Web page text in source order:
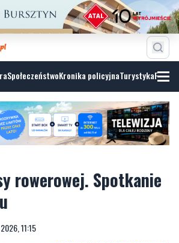
SpołeczeństwoKronika policyjnaTurystyka
rowerowej. Spotkanie
11:15